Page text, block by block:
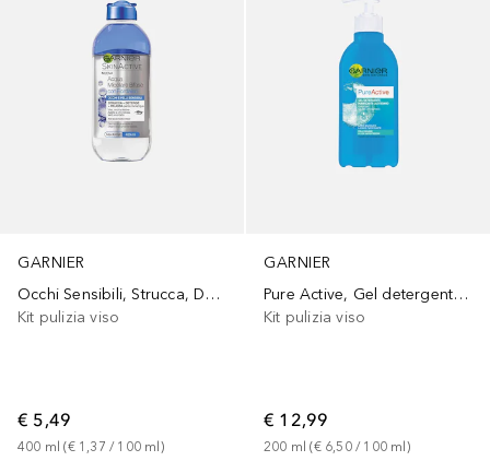
GARNIER
Occhi Sensibili, Strucca, Deterge e Rilassa Senza Risciacquo
Kit pulizia viso
€ 5,49
400 ml (€ 1,37 / 100 ml )
GARNIER
Pure Active, Gel detergente purificante quotidiano per pelli miste-con Imperfezioni,
Kit pulizia viso
€ 12,99
200 ml (€ 6,50 / 100 ml )